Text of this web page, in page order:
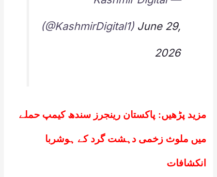
(@KashmirDigital1) June 29,
2026
مزید پڑھیں: پاکستان رینجرز سندھ کیمپ حملے
میں ملوث زخمی دہشت گرد کے ہوشربا
انکشافات